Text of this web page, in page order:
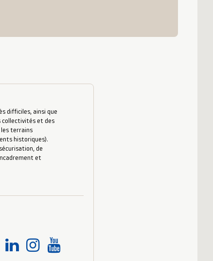
difficiles, ainsi que
collectivités et des
les terrains
historiques).
de
et